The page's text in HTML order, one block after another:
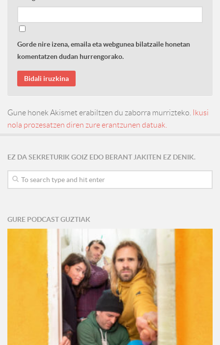
Gorde nire izena, emaila eta webgunea bilatzaile honetan
komentatzen dudan hurrengorako.
Gune honek Akismet erabiltzen du zaborra murrizteko.
Ikusi
nola prozesatzen diren zure erantzunen datuak.
EZ DA SEKRETURIK GOIZ EDO BERANT JAKITEN EZ DENIK.
GURE PODCAST GUZTIAK